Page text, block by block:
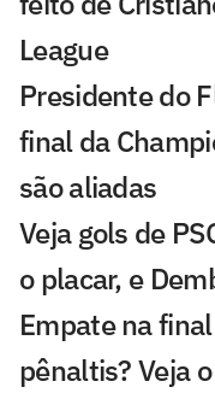
League
Presidente do
final da
são aliadas
Veja gols de
o placar, e
Empate na
pênaltis? Veja